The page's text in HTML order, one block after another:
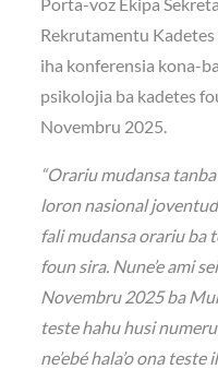
Rekrutamentu
iha konferensia kona-
psikolojia ba kadetes
Novembru 2025.
“Orariu mudansa
loron nasional
fali mudansa orariu ba
foun sira. Nune’e ami
Novembru 2025 ba
teste hahu husi
ne’ebé hala’o ona